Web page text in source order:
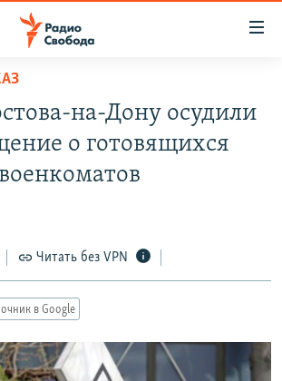
на-Дону осудили
о готовящихся
Читать без VPN
в Google